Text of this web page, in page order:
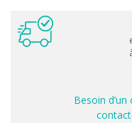
Besoin